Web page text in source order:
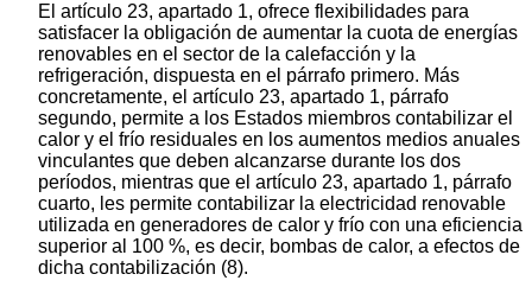
El artículo 23, apartado 1, ofrece flexibilidades para
satisfacer la obligación de aumentar la cuota de energías
renovables en el sector de la calefacción y la
refrigeración, dispuesta en el párrafo primero. Más
concretamente, el artículo 23, apartado 1, párrafo
segundo, permite a los Estados miembros contabilizar el
calor y el frío residuales en los aumentos medios anuales
vinculantes que deben alcanzarse durante los dos
períodos, mientras que el artículo 23, apartado 1, párrafo
cuarto, les permite contabilizar la electricidad renovable
utilizada en generadores de calor y frío con una eficiencia
superior al 100 %, es decir, bombas de calor, a efectos de
dicha contabilización (8).